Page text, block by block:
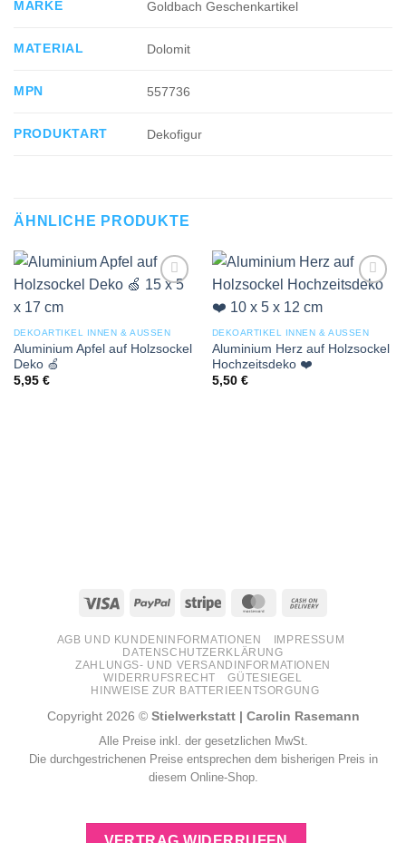
MARKE Goldbach Geschenkartikel
MATERIAL Dolomit
MPN 557736
PRODUKTART Dekofigur
ÄHNLICHE PRODUKTE
DEKOARTIKEL INNEN & AUSSEN
Aluminium Apfel auf Holzsockel
Deko 🍏
5,95 €
DEKOARTIKEL INNEN & AUSSEN
Aluminium Herz auf Holzsockel
Hochzeitsdeko ❤️
5,50 €
Visa PayPal Stripe MasterCard
Delivery
AGB UND KUNDENINFORMATIONEN
IMPRESSUM
DATENSCHUTZERKLÄRUNG
ZAHLUNGS- UND VERSANDINFORMATIONEN
WIDERRUFSRECHT
GÜTESIEGEL
HINWEISE ZUR BATTERIEENTSORGUNG
Copyright 2026 © Stielwerkstatt | Carolin Rasemann
Alle Preise inkl. der gesetzlichen MwSt.
Die durchgestrichenen Preise entsprechen dem bisherigen Preis in
diesem Online-Shop.